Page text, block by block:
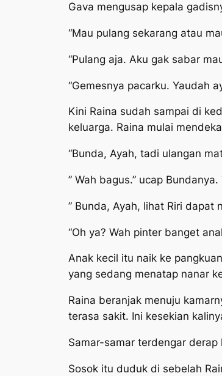
Gava mengusap kepala
“Mau pulang sekarang atau
“Pulang aja. Aku gak sabar
“Gemesnya pacarku. Yaudah
Kini Raina sudah sampai di
keluarga. Raina mulai
“Bunda, Ayah, tadi ulangan
” Wah bagus.” ucap
” Bunda, Ayah, lihat Riri dapat
“Oh ya? Wah pinter banget
Anak kecil itu naik ke
yang sedang menatap nanar
Raina beranjak menuju
terasa sakit. Ini kesekian
Samar-samar terdengar derap
Sosok itu duduk di sebelah